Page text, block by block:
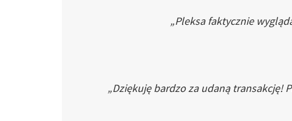
„Pleksa faktycznie
„Dziękuję bardzo za udaną transakcję!